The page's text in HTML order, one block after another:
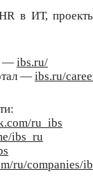
в ИТ,
— ibs.ru/
— ibs.ru/
ru_ibs
ibs_ru
ru/companies/